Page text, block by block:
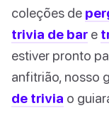
coleções de
trivia de bar e
estiver pronto
anfitrião, nosso
de trivia o